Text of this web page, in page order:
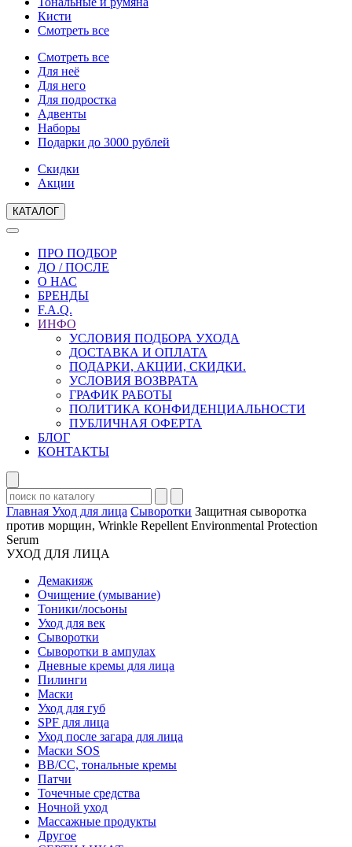
Кисти
Смотреть все
Смотреть все
Для неё
Для него
Для подростка
Адвенты
Наборы
Подарки до 3000 рублей
Скидки
Акции
КАТАЛОГ
ПРО ПОДБОР
ДО / ПОСЛЕ
О НАС
БРЕНДЫ
F.A.Q.
ИНФО
УСЛОВИЯ ПОДБОРА УХОДА
ДОСТАВКА И ОПЛАТА
ПОДАРКИ, АКЦИИ, СКИДКИ.
УСЛОВИЯ ВОЗВРАТА
ГРАФИК РАБОТЫ
ПОЛИТИКА КОНФИДЕНЦИАЛЬНОСТИ
ПУБЛИЧНАЯ ОФЕРТА
БЛОГ
КОНТАКТЫ
Главная Уход для лица Сыворотки Защитная сыворотка
против морщин, Wrinkle Repellent Environmental Protection
Serum
УХОД ДЛЯ ЛИЦА
Демакияж
Очищение (умывание)
Тоники/лосьоны
Уход для век
Сыворотки
Сыворотки в ампулах
Дневные кремы для лица
Пилинги
Маски
Уход для губ
SPF для лица
Уход после загара для лица
Маски SOS
BB/CC, тональные кремы
Патчи
Точечные средства
Ночной уход
Массажные продукты
Другое